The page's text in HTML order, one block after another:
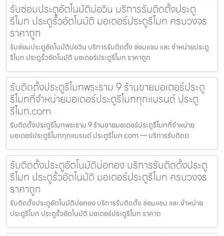
รับซ่อมประตูอัตโนมัติบ่อวิน บริการรับติดตั้งประตู
รีโมท ประตูรั้วอัตโนมัติ มอเตอร์ประตูรีโมท ครบวงจร
ราคาถูก
รับซ่อมประตูอัตโนมัติบ่อวิน บริการรับติดตั้ง ซ่อมแซม และ จำหน่ายประตู
รีโมท ประตูรั้วอัตโนมัติ มอเตอร์ประตูรีโมท ราคาถูก
รับติดตั้งประตูรีโมทพระราม 9 ร้านขายมอเตอร์ประตู
รีโมทที่จำหน่ายมอเตอร์ประตูรีโมททุกแบรนด์ ประตู
รีโมท.com
รับติดตั้งประตูรีโมทพระราม 9 ร้านขายมอเตอร์ประตูรีโมทที่จำหน่าย
มอเตอร์ประตูรีโมททุกแบรนด์ ประตูรีโมท.com — บริการรับติดต
รับติดตั้งประตูอัตโนมัติบ่อทอง บริการรับติดตั้งประตู
รีโมท ประตูรั้วอัตโนมัติ มอเตอร์ประตูรีโมท ครบวงจร
ราคาถูก
รับติดตั้งประตูอัตโนมัติบ่อทอง บริการรับติดตั้ง ซ่อมแซม และ จำหน่าย
ประตูรีโมท ประตูรั้วอัตโนมัติ มอเตอร์ประตูรีโมท ราคาถ